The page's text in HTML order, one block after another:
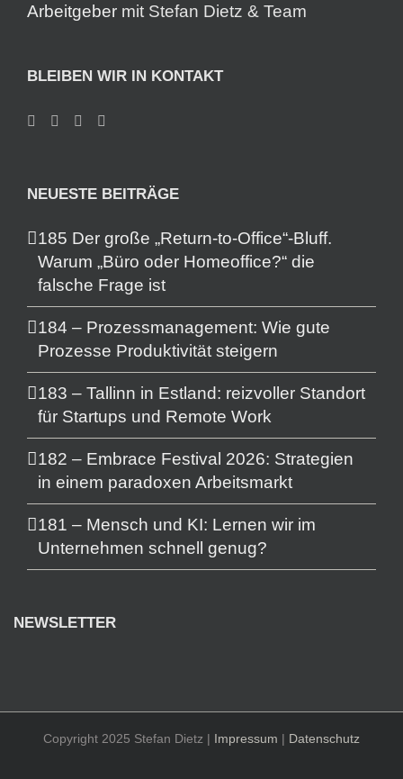
Arbeitgeber mit Stefan Dietz & Team
BLEIBEN WIR IN KONTAKT
NEUESTE BEITRÄGE
185 Der große „Return-to-Office“-Bluff.
Warum „Büro oder Homeoffice?“ die
falsche Frage ist
184 – Prozessmanagement: Wie gute
Prozesse Produktivität steigern
183 – Tallinn in Estland: reizvoller Standort
für Startups und Remote Work
182 – Embrace Festival 2026: Strategien
in einem paradoxen Arbeitsmarkt
181 – Mensch und KI: Lernen wir im
Unternehmen schnell genug?
NEWSLETTER
Copyright 2025 Stefan Dietz | Impressum | Datenschutz